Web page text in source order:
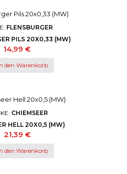
FLENSBURGER
PILS 20X0,33 (MW)
Preis
14,99 €
den Warenkorb
CHIEMSEER
HELL 20X0,5 (MW)
Preis
21,39 €
den Warenkorb